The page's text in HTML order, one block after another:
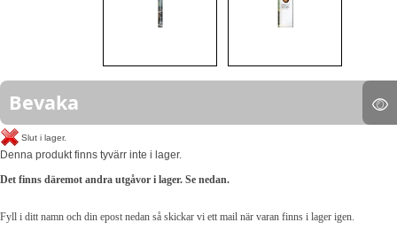
Bevaka
Slut i lager.
Denna produkt finns tyvärr inte i lager.
Det finns däremot andra utgåvor i lager. Se nedan.
Fyll i ditt namn och din epost nedan så skickar vi ett mail när varan finns i lager igen.